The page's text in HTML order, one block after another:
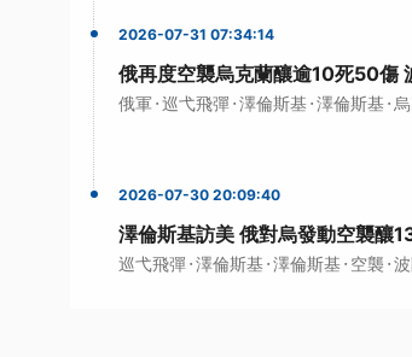
2026-07-31 07:34:14
俄再度空襲烏克蘭釀逾10死50傷
俄軍 ·巡弋飛彈·澤倫斯基 ·澤倫斯基 ·
2026-07-30 20:09:40
澤倫斯基訪美 俄對烏發動空襲釀
巡弋飛彈·澤倫斯基 ·澤倫斯基 · 空襲 ·